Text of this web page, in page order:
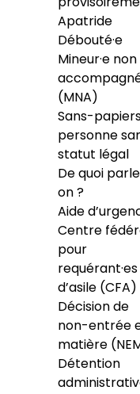
Apatride
Débouté·e
Mineur·e non
(MNA)
Sans-
personne
statut légal
De quoi
on ?
Aide
Centre
pour
requérant·es
d’asile (CFA)
Décision de
non-entrée
matière
Détention